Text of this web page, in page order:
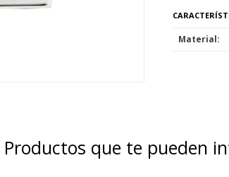
Material
Productos que te pueden